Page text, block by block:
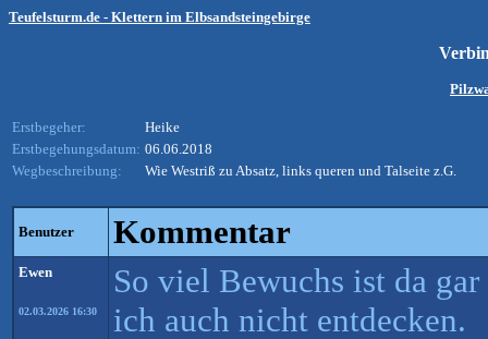
Teufelsturm.de - Klettern im Elbsandsteingebirge
Erstbegeher:
Heike
Erstbegehungsdatum: 06.06.2018
Wegbeschreibung:
Wie Westriß zu Absatz, links queren und Talseite z.G.
Benutzer Kommentar
Ewen
02.03.2026 16:30
So viel Bewuchs ist da
ich auch nicht entdecken.